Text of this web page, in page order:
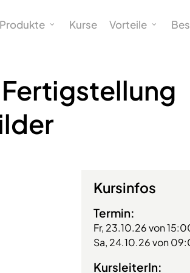
Produkte Kurse Vorteile
Kursinfos
Termin:
Fr, 23.10.26 von
Sa, 24.10.26 von
KursleiterIn: